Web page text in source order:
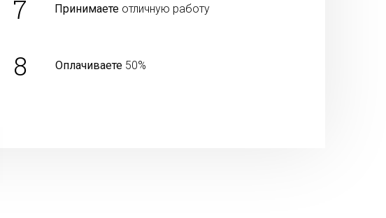
7 Принимаетеотличную работу
8 Оплачиваете50%